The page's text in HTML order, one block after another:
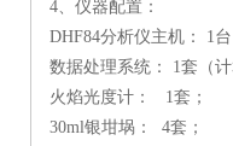
4、 仪器配置：
DHF84分析仪主机： 1
数据处理系统： 1套（
火焰光度计： 1套；
30ml银坩埚： 4套；